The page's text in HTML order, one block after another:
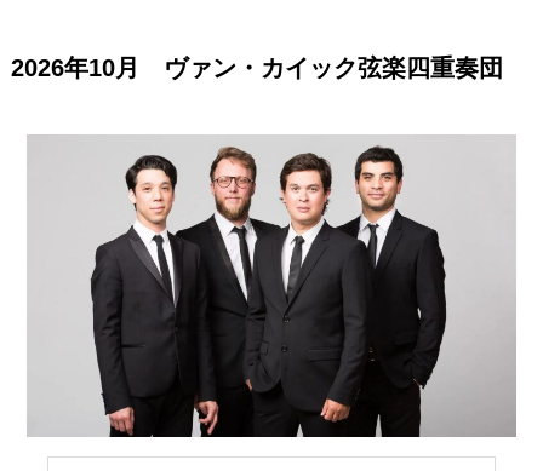
2026年10月 ヴァン・カイック弦楽四重奏団